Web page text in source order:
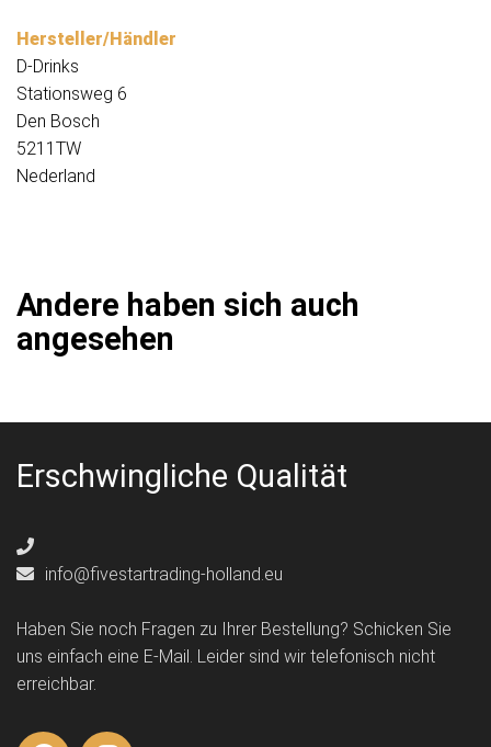
Hersteller/Händler
D-Drinks
Stationsweg 6
Den Bosch
5211TW
Nederland
Andere haben sich auch
angesehen
Erschwingliche Qualität
info@fivestartrading-holland.eu
Haben Sie noch Fragen zu Ihrer Bestellung? Schicken Sie
uns einfach eine E-Mail. Leider sind wir telefonisch nicht
erreichbar.